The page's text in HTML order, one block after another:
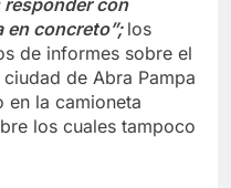
en concreto”;los
de informes sobre el
de Abra Pampa
en la camioneta
los cuales tampoco